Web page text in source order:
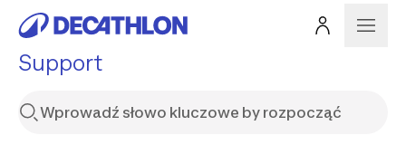
Support